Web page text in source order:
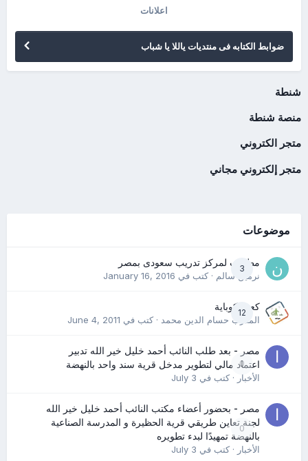
اعلانات
ضوابط الكتابه فى منتديات ياللا يا شباب
شنطة
منصة شنطة
متجر الكتروني
متجر إلكتروني مجاني
موضوعات
3
مطلوب لمركز تدريب سعودى بمصر
نرمين سالم· كتب في January 16, 2016
12
كعب كوباية
المدرب حسام الدين محمد· كتب في June 4, 2011
0
مصر - بعد طلب النائب أحمد خليل خير الله تدبير
اعتماد مالي لتطوير مدخل قرية سند واحد بالنهضة
الأخبار· كتب في July 3
0
مصر - بحضور أعضاء مكتب النائب أحمد خليل خير الله
لجنة تعاين طريقي قرية الحظيرة و المدرسة الصناعية
بالنهضة تمهيدًا لبدء تطويره
الأخبار· كتب في July 3